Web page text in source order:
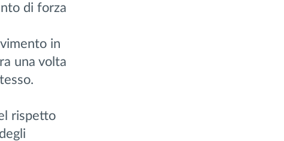
di forza
in
una volta
rispetto